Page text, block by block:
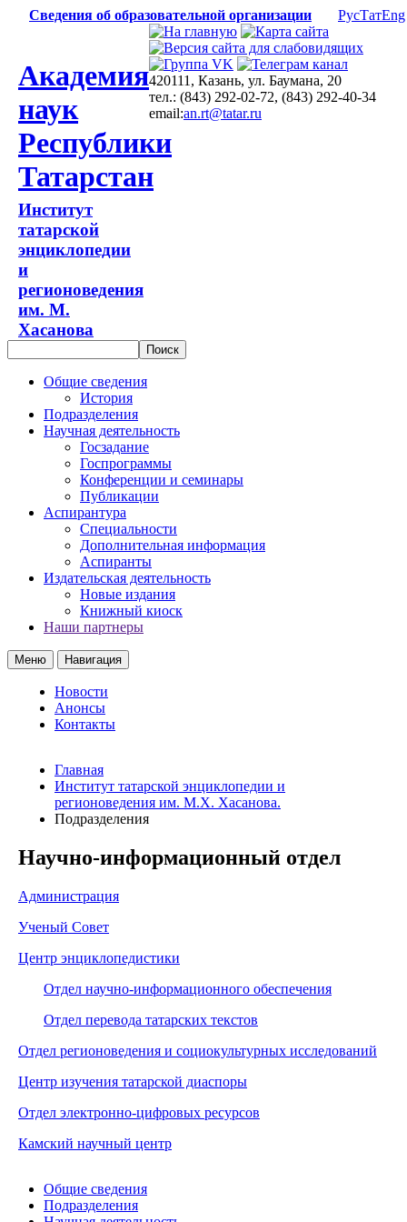
Сведения об образовательной организации РусТатEng
Академия
наук
Республики
Татарстан
Институт
татарской
энциклопедии
и
регионоведения
им. М.
Хасанова
420111, Казань, ул. Баумана, 20
тел.: (843) 292-02-72, (843) 292-40-34
email:an.rt@tatar.ru
Общие сведения
История
Подразделения
Научная деятельность
Госзадание
Госпрограммы
Конференции и семинары
Публикации
Аспирантура
Специальности
Дополнительная информация
Аспиранты
Издательская деятельность
Новые издания
Книжный киоск
Наши партнеры
Меню Навигация
Новости
Анонсы
Контакты
Главная
Институт татарской энциклопедии и
регионоведения им. М.Х. Хасанова.
Подразделения
Научно-информационный отдел
Администрация
Ученый Совет
Центр энциклопедистики
Отдел научно-информационного обеспечения
Отдел перевода татарских текстов
Отдел регионоведения и социокультурных исследований
Центр изучения татарской диаспоры
Отдел электронно-цифровых ресурсов
Камский научный центр
Общие сведения
Подразделения